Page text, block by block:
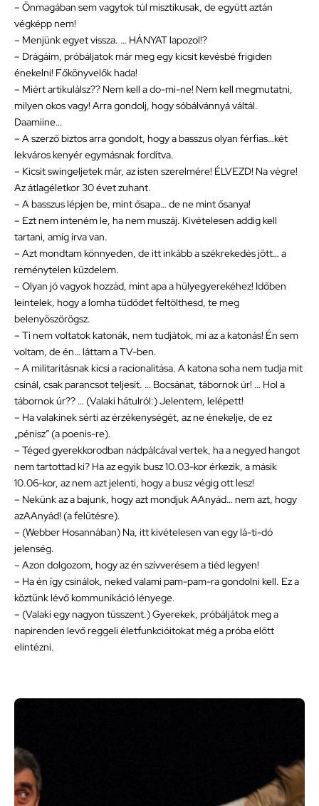
– Önmagában sem vagytok túl misztikusak, de együtt aztán
végképp nem!
– Menjünk egyet vissza. … HÁNYAT lapozol!?
– Drágáim, próbáljatok már meg egy kicsit kevésbé frigiden
énekelni! Főkönyvelők hada!
– Miért artikulálsz?? Nem kell a do-mi-ne! Nem kell megmutatni,
milyen okos vagy! Arra gondolj, hogy sóbálvánnyá váltál.
Daamiine…
– A szerző biztos arra gondolt, hogy a basszus olyan férfias…két
lekváros kenyér egymásnak fordítva.
– Kicsit swingeljetek már, az isten szerelmére! ÉLVEZD! Na végre!
Az átlagéletkor 30 évet zuhant.
– A basszus lépjen be, mint ősapa… de ne mint ősanya!
– Ezt nem inteném le, ha nem muszáj. Kivételesen addig kell
tartani, amíg írva van.
– Azt mondtam könnyeden, de itt inkább a székrekedés jött… a
reménytelen küzdelem.
– Olyan jó vagyok hozzád, mint apa a hülyegyerekéhez! Időben
leintelek, hogy a lomha tüdődet feltölthesd, te meg
belenyöszörögsz.
– Ti nem voltatok katonák, nem tudjátok, mi az a katonás! Én sem
voltam, de én… láttam a TV-ben.
– A militaritásnak kicsi a racionalitása. A katona soha nem tudja mit
csinál, csak parancsot teljesít. … Bocsánat, tábornok úr! … Hol a
tábornok úr?? … (Valaki hátulról:) Jelentem, lelépett!
– Ha valakinek sérti az érzékenységét, az ne énekelje, de ez
„pénisz” (a poenis-re).
– Téged gyerekkorodban nádpálcával vertek, ha a negyed hangot
nem tartottad ki? Ha az egyik busz 10.03-kor érkezik, a másik
10.06-kor, az nem azt jelenti, hogy a busz végig ott lesz!
– Nekünk az a bajunk, hogy azt mondjuk AAnyád… nem azt, hogy
azAAnyád! (a felütésre).
– (Webber Hosannában) Na, itt kivételesen van egy lá-ti-dó
jelenség.
– Azon dolgozom, hogy az én szívverésem a tiéd legyen!
– Ha én így csinálok, neked valami pam-pam-ra gondolni kell. Ez a
köztünk lévő kommunikáció lényege.
– (Valaki egy nagyon tüsszent.) Gyerekek, próbáljátok meg a
napirenden levő reggeli életfunkcióitokat még a próba előtt
elintézni.